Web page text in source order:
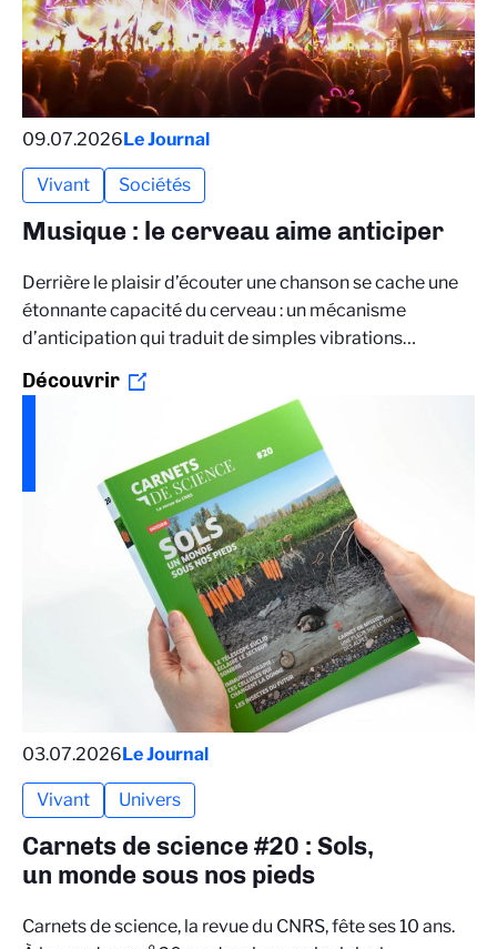
09.07.2026Le Journal
Vivant Sociétés
Musique : le cerveau aime anticiper
Derrière le plaisir d’écouter une chanson se cache une
étonnante capacité du cerveau : un mécanisme
d’anticipation qui traduit de simples vibrations…
Découvrir
03.07.2026Le Journal
Vivant Univers
Carnets de science #20 : Sols,
un monde sous nos pieds
Carnets de science, la revue du CNRS, fête ses 10 ans.